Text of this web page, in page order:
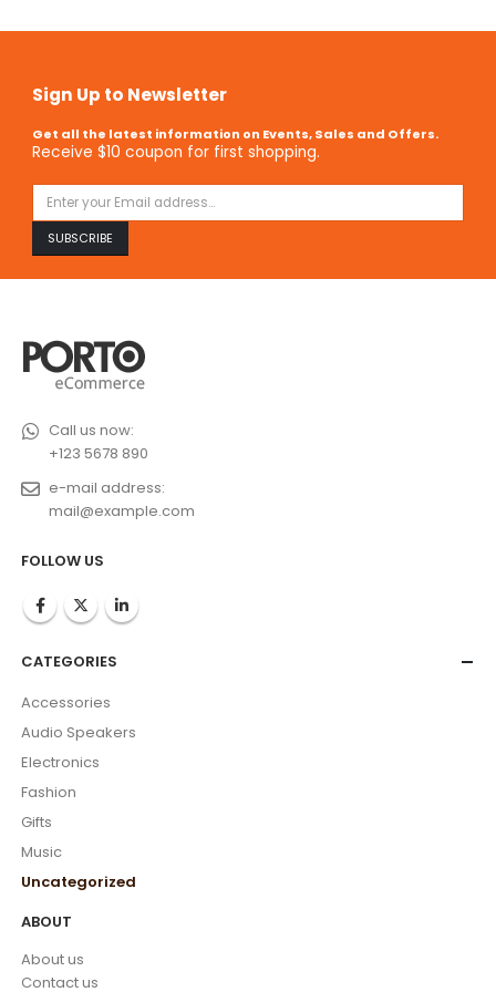
Sign Up to Newsletter
Get all the latest information on Events, Sales and Offers.
Receive $10 coupon for first shopping.
Call us now:
+123 5678 890
e-mail address:
mail@example.com
FOLLOW US
CATEGORIES
Accessories
Audio Speakers
Electronics
Fashion
Gifts
Music
Uncategorized
ABOUT
About us
Contact us